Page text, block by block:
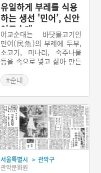
유일하게 부레를 식용
하는 생선 '민어’, 신안
어교순대
어교순대는 바닷물고기인
민어(民魚)의 부레에 두부,
소고기, 미나리, 숙주나물
등을 속으로 넣고 삶아 만든
식이다. 민어의 부레는 민어
의 부위 중에서 가장 쫄깃한
식감과 미각을 자극하는 맛
을 지니고 있다.
#순대
#신안 가볼만한곳
서울특별시 > 관악구
관악문화원